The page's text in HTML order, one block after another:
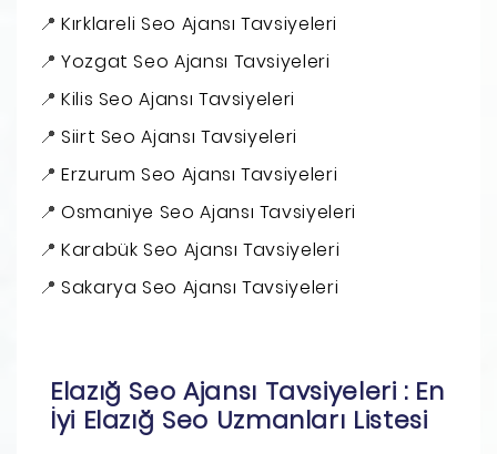
Kırklareli Seo Ajansı Tavsiyeleri
Yozgat Seo Ajansı Tavsiyeleri
Kilis Seo Ajansı Tavsiyeleri
Siirt Seo Ajansı Tavsiyeleri
Erzurum Seo Ajansı Tavsiyeleri
Osmaniye Seo Ajansı Tavsiyeleri
Karabük Seo Ajansı Tavsiyeleri
Sakarya Seo Ajansı Tavsiyeleri
Elazığ Seo Ajansı Tavsiyeleri : En
İyi Elazığ Seo Uzmanları Listesi